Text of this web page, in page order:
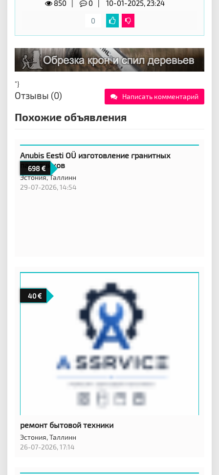
850 0
10-01-2025, 23:24
0
"}
Отзывы (0) Написать комментарий
Похожие объявления
698
Anubis Eesti OÜ изготовление гранитных
памятников
Эстония,Таллинн
29-07-2026, 14:54
40
ремонт бытовой техники
Эстония,Таллинн
26-07-2026, 17:14